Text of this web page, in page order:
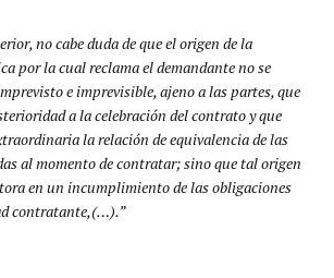
no cabe duda de que el origen de la
por la cual reclama el demandante no se
e imprevisible, ajeno a las partes, que
a la celebración del contrato y que
la relación de equivalencia de las
al momento de contratar; sino que tal origen
en un incumplimiento de las obligaciones
contratante,(…).”